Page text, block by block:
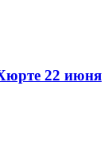
22 июня